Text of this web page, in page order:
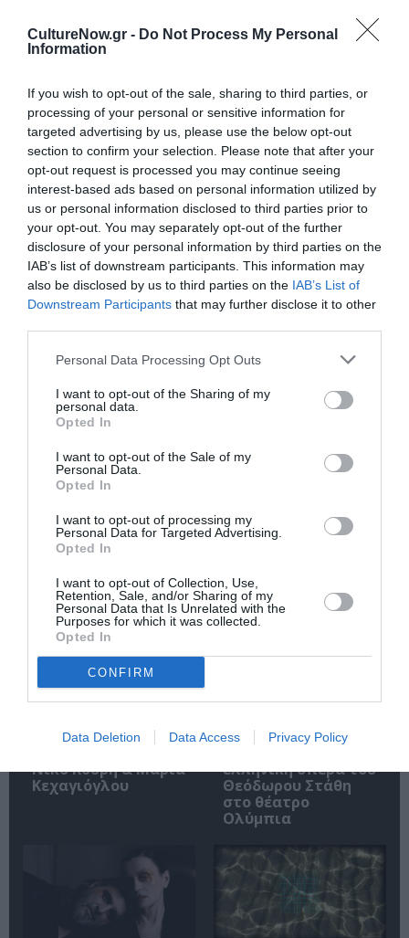
CultureNow.gr - Do Not Process My Personal
Information
If you wish to opt-out of the sale, sharing to third parties, or
processing of your personal or sensitive information for
targeted advertising by us, please use the below opt-out
section to confirm your selection. Please note that after your
opt-out request is processed you may continue seeing
interest-based ads based on personal information utilized by
us or personal information disclosed to third parties prior to
your opt-out. You may separately opt-out of the further
disclosure of your personal information by third parties on the
IAB’s list of downstream participants. This information may
also be disclosed by us to third parties on the IAB’s List of
Downstream Participants that may further disclose it to other
Personal Data Processing Opt Outs
I want to opt-out of the Sharing of my
personal data.
Opted In
I want to opt-out of the Sale of my
Personal Data.
Opted In
I want to opt-out of processing my
Personal Data for Targeted Advertising.
Opted In
I want to opt-out of Collection, Use,
Retention, Sale, and/or Sharing of my
Personal Data that Is Unrelated with the
Purposes for which it was collected.
Opted In
CONFIRM
Data Deletion Data Access Privacy Policy
athina.gr/
Ακολουθήστε το Culturenow.gr στοGoogle Newsκαι
μάθετε πρώτοι όλες τις ειδήσεις
Δείτε όλα τατελευταία νέαγια την Τέχνη και τον
Πολιτισμό στο Culturenow.gr
Νέοι Διαγωνισμοί❯
Newsletter
Κάθε βδομάδα στο e-mail σας τα τελευταία νέα για
Ρόμπερτ Άικ ξανά
Νίκο Κουρή & Μαρία
Κεχαγιόγλου
Αυτοκράτειρα του
ελληνική όπερα του
Θεόδωρου Στάθη
στο θέατρο
Ολύμπια